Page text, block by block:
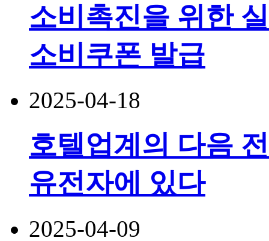
소비촉진을 위한
소비쿠폰 발급
2025-04-18
호텔업계의 다음
유전자에 있다
2025-04-09